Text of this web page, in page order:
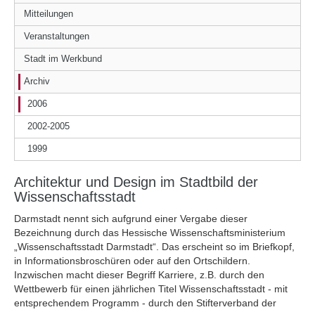
Mitteilungen
Veranstaltungen
Stadt im Werkbund
Archiv
2006
2002-2005
1999
Architektur und Design im Stadtbild der
Wissenschaftsstadt
Darmstadt nennt sich aufgrund einer Vergabe dieser
Bezeichnung durch das Hessische Wissenschaftsministerium
„Wissenschaftsstadt Darmstadt“. Das erscheint so im Briefkopf,
in Informationsbroschüren oder auf den Ortschildern.
Inzwischen macht dieser Begriff Karriere, z.B. durch den
Wettbewerb für einen jährlichen Titel Wissenschaftsstadt - mit
entsprechendem Programm - durch den Stifterverband der